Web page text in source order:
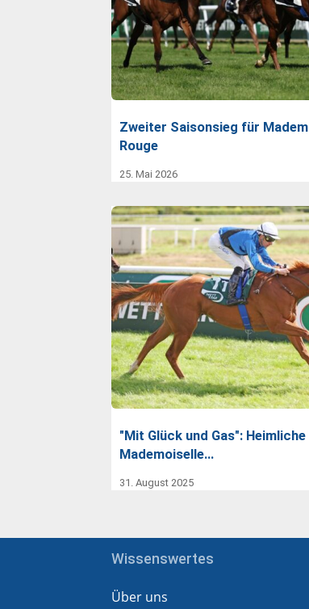
Zweiter Saisonsieg für
Rouge
25. Mai 2026
"Mit Glück und Gas":
Mademoiselle…
31. August 2025
Wissenswertes
Über uns